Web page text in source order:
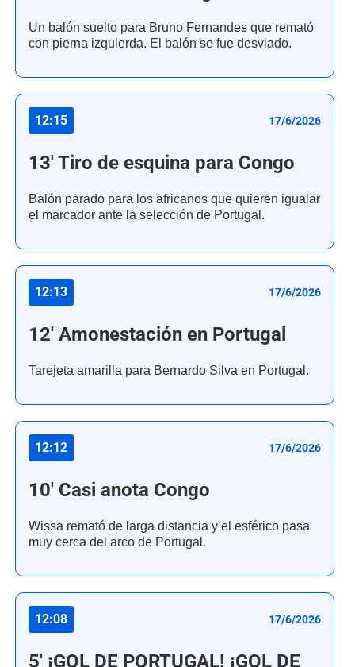
Un balón suelto para Bruno Fernandes que remató
con pierna izquierda. El balón se fue desviado.
12:15 17/6/2026
13' Tiro de esquina para Congo
Balón parado para los africanos que quieren igualar
el marcador ante la selección de Portugal.
12:13 17/6/2026
12' Amonestación en Portugal
Tarejeta amarilla para Bernardo Silva en Portugal.
12:12 17/6/2026
10' Casi anota Congo
Wissa remató de larga distancia y el esférico pasa
muy cerca del arco de Portugal.
12:08 17/6/2026
5' ¡GOL DE PORTUGAL! ¡GOL DE